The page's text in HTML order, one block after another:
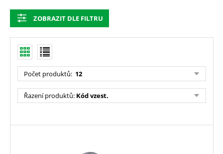
ZOBRAZIT DLE FILTRU
Počet produktů: 12
Řazení produktů: Kód vzest.